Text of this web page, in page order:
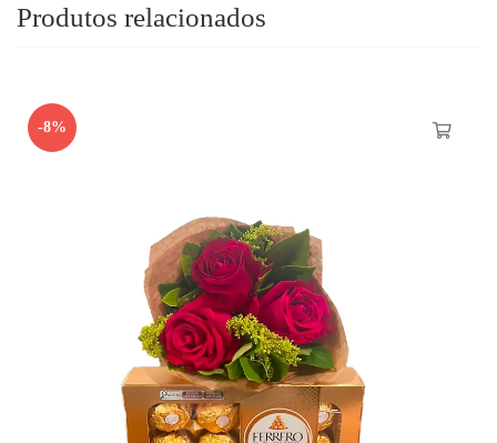
Produtos relacionados
-8%